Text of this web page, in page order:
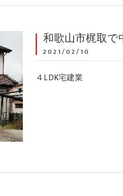
和歌山市梶取
2021/02/10
４LDK宅建業